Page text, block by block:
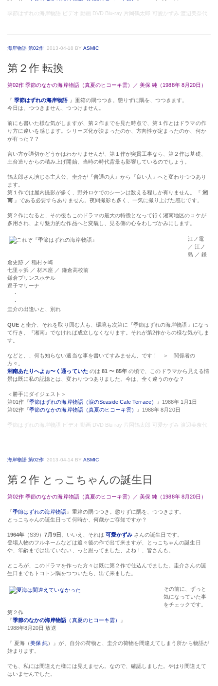
季節はずれの海岸物語 ビデオ 動画 DVD Blu-ray 片岡鶴太郎 可愛かずみ 渡辺美奈代
海岸物語 第02作 2013-04-18 BY ASMIC
第２作 転換
第02作 季節のなかの海岸物語（真夏のヒコーキ雲）／ 美保 純（1988年 8月20日）
『季節はずれの海岸物語 』重箱の隅つつき。懲りずに隅を、つつきます。
今日は、つつきません、つつけません。
前にも書いた様な気がしますが、第２作までを見た時点で、第１作とはドラマの作
り方に違いを感じます。シリーズ化が決まったのか、方向性が定まったのか、何か
が有った？？
言い方が適切かどうかはわかりませんが、第１作が突貫工事なら、第２作は基礎、
土台造りからの積み上げ開始、当時の時代背景も影響しているのでしょう。
鶴太郎さん演じる主人公、圭介が『普通の人』から『良い人』へと変わりつつあり
ます。
第１作では屋内撮影が多く、野外ロケでのシーンは数える程しか有りません。『 湘
南 』である必要すらありません。夜間撮影も多く、一気に撮り上げた感じです。
第２作になると、その後もこのドラマの最大の特徴となって行く湘南地区のロケが
多用され、より魅力的な作品へと変貌し、見る側の心をわしづかみにします。
江ノ電
／ 江ノ
島 ／ 鎌
倉史跡 ／ 稲村ヶ崎
七里ヶ浜 ／ 材木座 ／ 鎌倉高校前
鎌倉プリンスホテル
逗子マリーナ
・
・
圭介の出逢いと、別れ
QUE と圭介、それを取り囲む人も、環境も次第に『季節はずれの海岸物語』になっ
て行き、『湘南』でなければ成立しなくなります。それが第2作からの様な気がしま
す。
などと、、何も知らない適当な事を書いてすみません、です！ ＞ 関係者の
方々。
湘南あたりへよぉ〜く通っていた のは 81 〜 85年 の頃で、このドラマから見える情
景は既に私の記憶とは、変わりつつありました。今は、全く違うのかな？
＜勝手にダイジェスト＞
第01作『季節はずれの海岸物語（涙のSeaside Cafe Terrace）
』1988年 1月1日
第02作『季節のなかの海岸物語（真夏のヒコーキ雲） 』1988年 8月20日
季節はずれの海岸物語 ビデオ 動画 DVD Blu-ray 片岡鶴太郎 可愛かずみ 渡辺美奈代
海岸物語 第02作 2013-04-14 BY ASMIC
第２作 とっこちゃんの誕生日
第02作 季節のなかの海岸物語（真夏のヒコーキ雲）／ 美保 純（1988年 8月20日）
『季節はずれの海岸物語 』重箱の隅つつき。懲りずに隅を、つつきます。
とっこちゃんの誕生日って何時か、何歳かご存知ですか？
1964年 （S39）7月9日 、いいえ、それは可愛かずみ さんの誕生日です。
登場人物のフルネームなどは追々後の作で出て来ますが、とっこちゃんの誕生日
や、年齢までは出ていない、っと思ってました、よね！、皆さんも。
ところが、このドラマを作った方々は既に第２作で仕込んでました。圭介さんの誕
生日までもトコトン隅をつついたら、出て来ました。
その前に、ずっと
気になっていた事
をチェックです。
第２作
『季節のなかの海岸物語 （真夏のヒコーキ雲）
』
1988年8月20日 放送
『 夏海（美保 純）』が、自分の荷物と、圭介の荷物を間違えてしまう所から物語が
始まります。
でも、私には間違えた様には見えません。なので、確認しました。やはり間違えて
はいませんでした。